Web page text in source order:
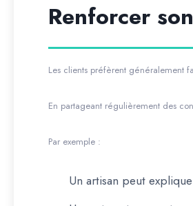
Renforcer
Les clients préfèrent généralement
En partageant régulièrement des
Par exemple :
Un artisan peut